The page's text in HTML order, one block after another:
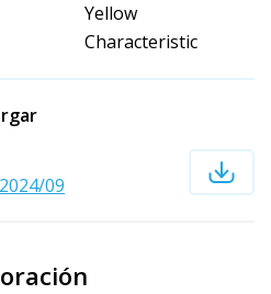
Yellow
Characteristic
09